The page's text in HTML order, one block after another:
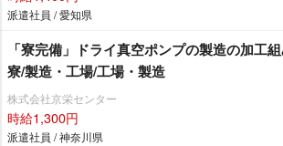
派遣社員 / 愛知県
「寮完備」ドライ真空ポンプの製造の加工
寮/製造・工場/工場・製造
株式会社京栄センター
時給1,300円
派遣社員 / 神奈川県